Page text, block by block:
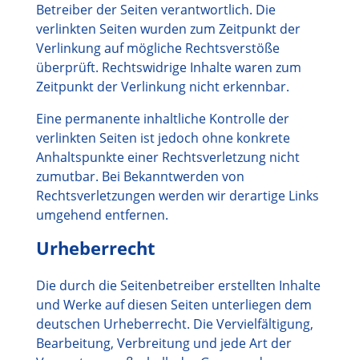
Betreiber der Seiten verantwortlich. Die
verlinkten Seiten wurden zum Zeitpunkt der
Verlinkung auf mögliche Rechtsverstöße
überprüft. Rechtswidrige Inhalte waren zum
Zeitpunkt der Verlinkung nicht erkennbar.
Eine permanente inhaltliche Kontrolle der
verlinkten Seiten ist jedoch ohne konkrete
Anhaltspunkte einer Rechtsverletzung nicht
zumutbar. Bei Bekanntwerden von
Rechtsverletzungen werden wir derartige Links
umgehend entfernen.
Urheberrecht
Die durch die Seitenbetreiber erstellten Inhalte
und Werke auf diesen Seiten unterliegen dem
deutschen Urheberrecht. Die Vervielfältigung,
Bearbeitung, Verbreitung und jede Art der